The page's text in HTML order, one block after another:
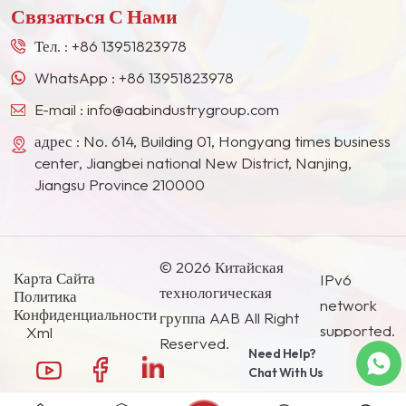
Востоке, в Юго-Восточной Азии, Японии, Южной
Корее и других странах и регионах.
Связаться С Нами
Тел. : +86 13951823978
WhatsApp : +86 13951823978
E-mail : info@aabindustrygroup.com
адрес : No. 614, Building 01, Hongyang times business
center, Jiangbei national New District, Nanjing,
Jiangsu Province 210000
Карта Сайта
Политика
Конфиденциальности
Xml
© 2026 Китайская
технологическая
группа AAB All Right
Reserved.
IPv6
network
supported.
Need Help?
Chat With Us